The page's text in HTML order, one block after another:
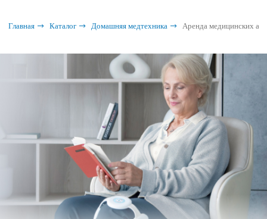
Главная Каталог Домашняя медтехника Аренда медицинских